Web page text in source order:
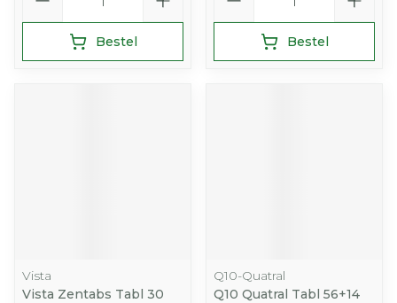
Bestel Bestel
Vista
Vista Zentabs Tabl 30
Q10-Quatral
Q10 Quatral Tabl 56+14